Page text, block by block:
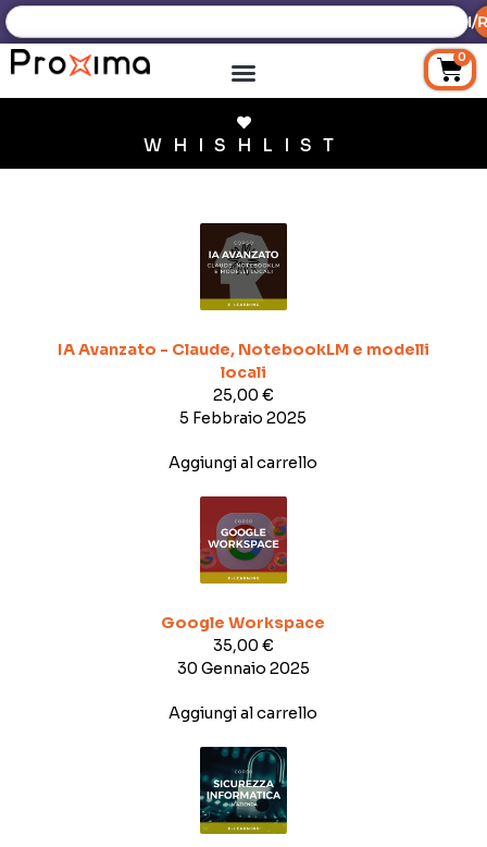
ACCEDI/
0
WHISHLIST
IA Avanzato - Claude, NotebookLM e modelli
locali
25,00 €
5 Febbraio 2025
Aggiungi al carrello
Google Workspace
35,00 €
30 Gennaio 2025
Aggiungi al carrello